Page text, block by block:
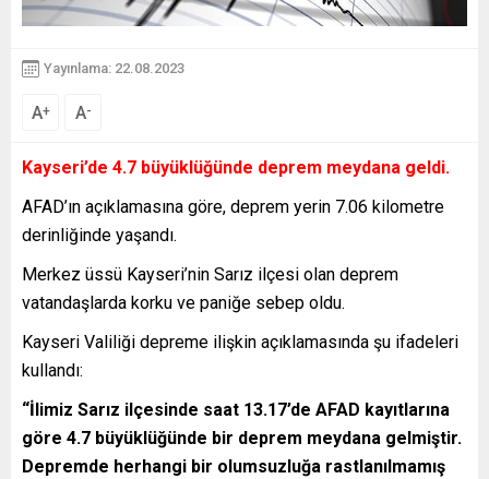
Yayınlama: 22.08.2023
A+ A-
Kayseri’de 4.7 büyüklüğünde deprem meydana geldi.
AFAD’ın açıklamasına göre, deprem yerin 7.06 kilometre
derinliğinde yaşandı.
Merkez üssü Kayseri’nin Sarız ilçesi olan deprem
vatandaşlarda korku ve paniğe sebep oldu.
Kayseri Valiliği depreme ilişkin açıklamasında şu ifadeleri
kullandı:
“İlimiz Sarız ilçesinde saat 13.17’de AFAD kayıtlarına
göre 4.7 büyüklüğünde bir deprem meydana gelmiştir.
Depremde herhangi bir olumsuzluğa rastlanılmamış